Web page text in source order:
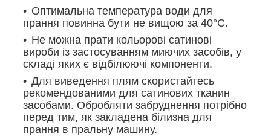
Оптимальна температура води для
прання повинна бути не вищою за 40°С.
Не можна прати кольорові сатинові
вироби із застосуванням миючих засобів, у
складі яких є відбілюючі компоненти.
Для виведення плям скористайтесь
рекомендованими для сатинових тканин
засобами. Обробляти забруднення потрібно
перед тим, як закладена білизна для
прання в пральну машину.